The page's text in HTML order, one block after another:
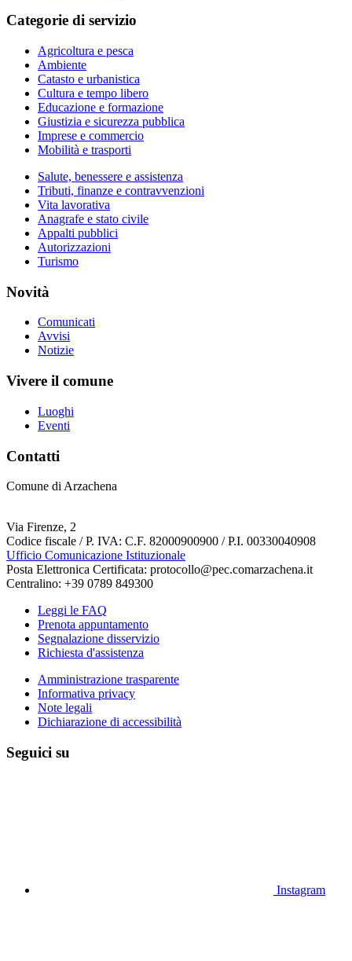
Categorie di servizio
Agricoltura e pesca
Ambiente
Catasto e urbanistica
Cultura e tempo libero
Educazione e formazione
Giustizia e sicurezza pubblica
Imprese e commercio
Mobilità e trasporti
Salute, benessere e assistenza
Tributi, finanze e contravvenzioni
Vita lavorativa
Anagrafe e stato civile
Appalti pubblici
Autorizzazioni
Turismo
Novità
Comunicati
Avvisi
Notizie
Vivere il comune
Luoghi
Eventi
Contatti
Comune di Arzachena
Via Firenze, 2
Codice fiscale / P. IVA: C.F. 82000900900 / P.I. 00330040908
Ufficio Comunicazione Istituzionale
Posta Elettronica Certificata: protocollo@pec.comarzachena.it
Centralino: +39 0789 849300
Leggi le FAQ
Prenota appuntamento
Segnalazione disservizio
Richiesta d'assistenza
Amministrazione trasparente
Informativa privacy
Note legali
Dichiarazione di accessibilità
Seguici su
Instagram